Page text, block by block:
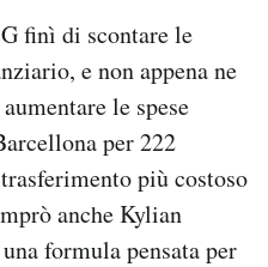
finì di scontare le
e non appena ne
le spese
per 222
più costoso
anche Kylian
formula pensata per